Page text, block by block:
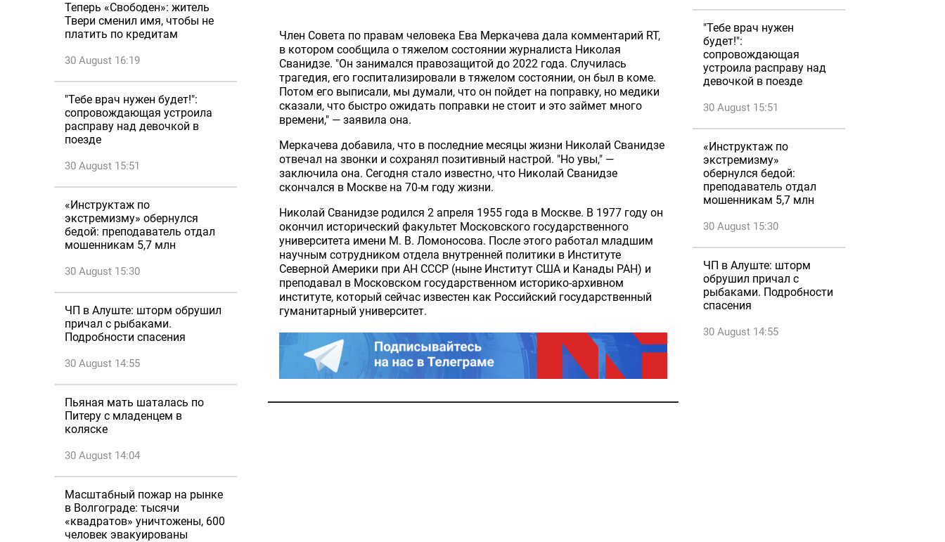
Теперь «Свободен»: житель
Твери сменил имя, чтобы не
платить по кредитам
30 August 16:19
"Тебе врач нужен будет!":
сопровождающая устроила
расправу над девочкой в
поезде
30 August 15:51
«Инструктаж по
экстремизму» обернулся
бедой: преподаватель отдал
мошенникам 5,7 млн
30 August 15:30
ЧП в Алуште: шторм обрушил
причал с рыбаками.
Подробности спасения
30 August 14:55
Пьяная мать шаталась по
Питеру с младенцем в
коляске
30 August 14:04
Масштабный пожар на рынке
в Волгограде: тысячи
«квадратов» уничтожены, 600
человек эвакуированы
Член Совета по правам человека Ева Меркачева дала комментарий RT,
в котором сообщила о тяжелом состоянии журналиста Николая
Сванидзе. "Он занимался правозащитой до 2022 года. Случилась
трагедия, его госпитализировали в тяжелом состоянии, он был в коме.
Потом его выписали, мы думали, что он пойдет на поправку, но медики
сказали, что быстро ожидать поправки не стоит и это займет много
времени," — заявила она.
Меркачева добавила, что в последние месяцы жизни Николай Сванидзе
отвечал на звонки и сохранял позитивный настрой. "Но увы," —
заключила она. Сегодня стало известно, что Николай Сванидзе
скончался в Москве на 70-м году жизни.
Николай Сванидзе родился 2 апреля 1955 года в Москве. В 1977 году он
окончил исторический факультет Московского государственного
университета имени М. В. Ломоносова. После этого работал младшим
научным сотрудником отдела внутренней политики в Институте
Северной Америки при АН СССР (ныне Институт США и Канады РАН) и
преподавал в Московском государственном историко-архивном
институте, который сейчас известен как Российский государственный
гуманитарный университет.
"Тебе врач нужен
будет!":
сопровождающая
устроила расправу над
девочкой в поезде
30 August 15:51
«Инструктаж по
экстремизму»
обернулся бедой:
преподаватель отдал
мошенникам 5,7 млн
30 August 15:30
ЧП в Алуште: шторм
обрушил причал с
рыбаками. Подробности
спасения
30 August 14:55